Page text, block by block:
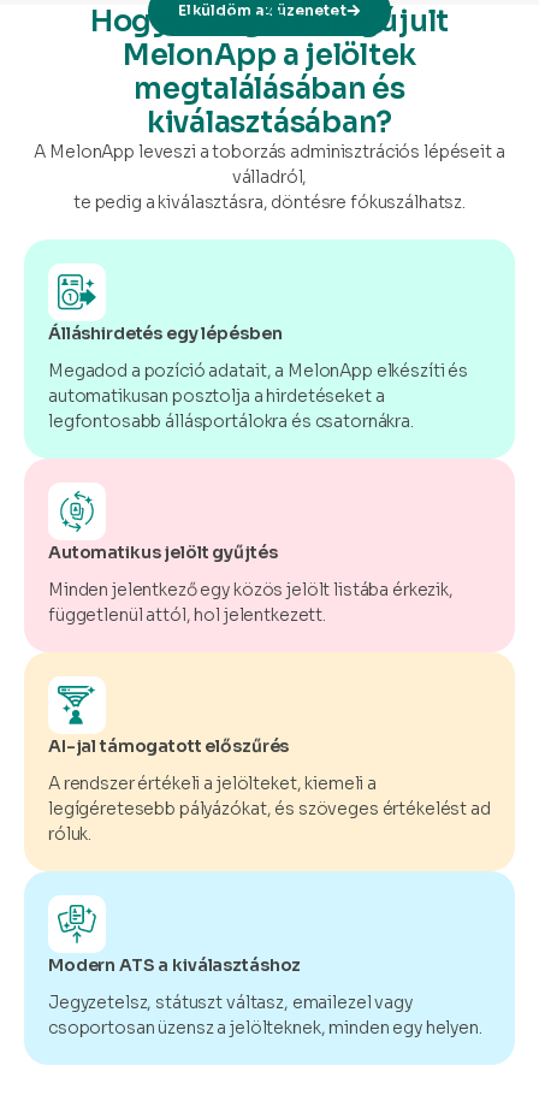
Elküldöm az üzenetet
Hogyan segít a megújult
MelonApp a jelöltek
megtalálásában és
kiválasztásában?
A MelonApp leveszi a toborzás adminisztrációs lépéseit a
válladról,
te pedig a kiválasztásra, döntésre fókuszálhatsz.
Álláshirdetés egy lépésben
Megadod a pozíció adatait, a MelonApp elkészíti és
automatikusan posztolja a hirdetéseket a
legfontosabb állásportálokra és csatornákra.
Automatikus jelölt gyűjtés
Minden jelentkező egy közös jelölt listába érkezik,
függetlenül attól, hol jelentkezett.
AI-jal támogatott előszűrés
A rendszer értékeli a jelölteket, kiemeli a
legígéretesebb pályázókat, és szöveges értékelést ad
róluk.
Modern ATS a kiválasztáshoz
Jegyzetelsz, státuszt váltasz, emailezel vagy
csoportosan üzensz a jelölteknek, minden egy helyen.